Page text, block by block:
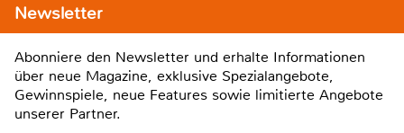
Newsletter
Abonniere den Newsletter und erhalte Informationen
über neue Magazine, exklusive Spezialangebote,
Gewinnspiele, neue Features sowie limitierte Angebote
unserer Partner.